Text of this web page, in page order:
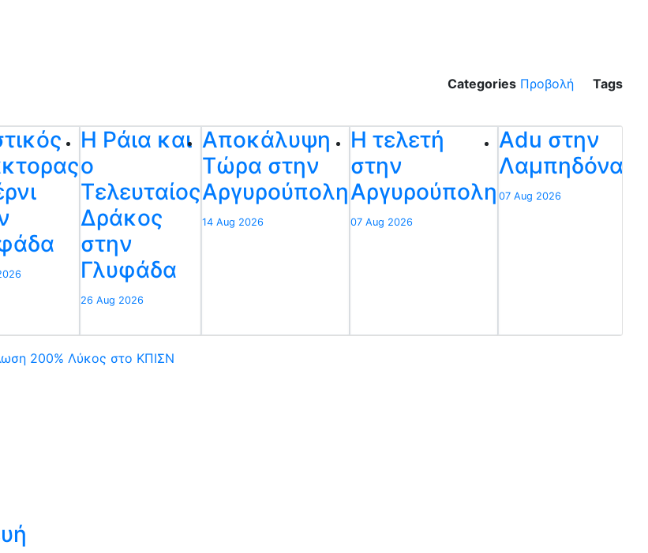
Categories Προβολή Tags
Η Ράια και
ο
Τελευταίος
Δράκος
στην
Γλυφάδα
26 Aug 2026
Αποκάλυψη
Τώρα στην
Αργυρούπολη
14 Aug 2026
Η τελετή
στην
Αργυρούπολη
07 Aug 2026
Adu στην
Λαμπηδόνα
07 Aug 2026
200% Λύκος στο ΚΠΙΣΝ